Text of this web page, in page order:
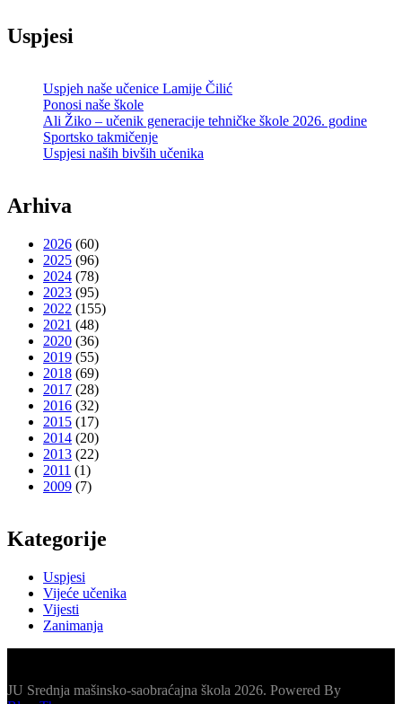
Uspjesi
Uspjeh naše učenice Lamije Čilić
Ponosi naše škole
Ali Žiko – učenik generacije tehničke škole 2026. godine
Sportsko takmičenje
Uspjesi naših bivših učenika
Arhiva
2026 (60)
2025 (96)
2024 (78)
2023 (95)
2022 (155)
2021 (48)
2020 (36)
2019 (55)
2018 (69)
2017 (28)
2016 (32)
2015 (17)
2014 (20)
2013 (22)
2011 (1)
2009 (7)
Kategorije
Uspjesi
Vijeće učenika
Vijesti
Zanimanja
JU Srednja mašinsko-saobraćajna škola 2026. Powered By